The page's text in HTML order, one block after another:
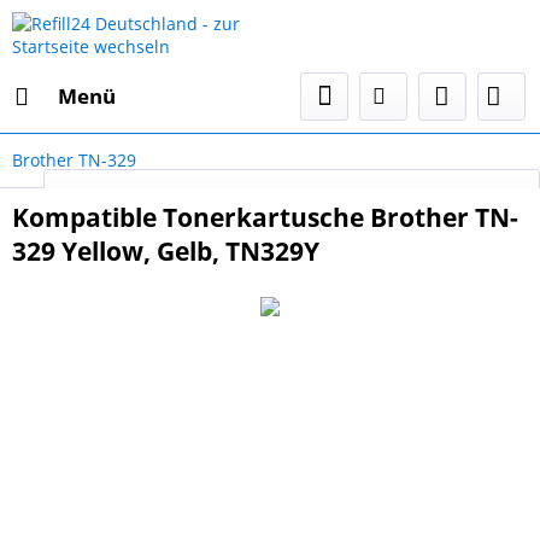
Menü
Brother TN-329
Kompatible Tonerkartusche Brother TN-
329 Yellow, Gelb, TN329Y